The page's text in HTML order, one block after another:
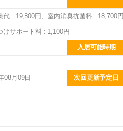
代 : 19,800円、室内消臭抗菌料 : 18,700
けサポート料 : 1,100円
入居可能時期
08月09日 次回更新予定日